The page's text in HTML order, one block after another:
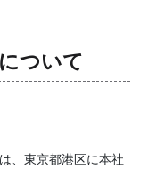
について
、東京都港区に本社